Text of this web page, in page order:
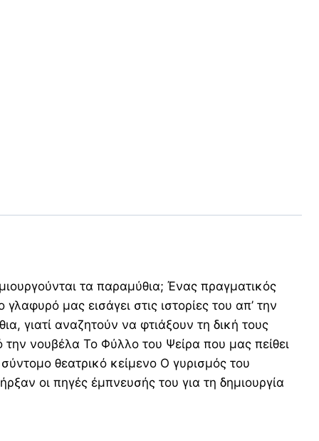
τα παραμύθια; Ένας πραγματικός
μας εισάγει στις ιστορίες του απ’ την
γιατί αναζητούν να φτιάξουν τη δική τους
την νουβέλα Το Φύλλο του Ψείρα που μας πείθει
θεατρικό κείμενο Ο γυρισμός του
οι πηγές έμπνευσής του για τη δημιουργία